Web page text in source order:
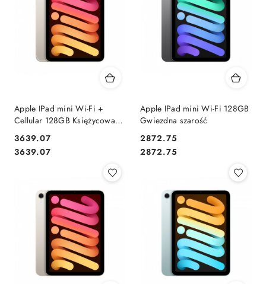
Apple IPad mini Wi-Fi +
Cellular 128GB Księżycowa
Cena:
3639.07
Cena:
3639.07
Apple IPad mini Wi-Fi 128GB
Gwiezdna szarość
Cena:
2872.75
Cena:
2872.75